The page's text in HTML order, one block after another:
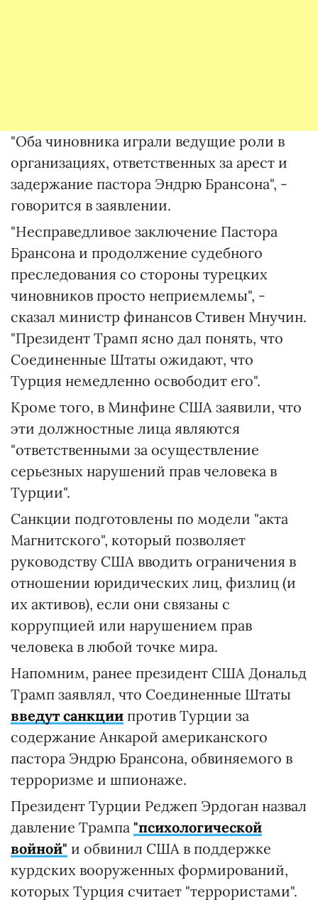
"Оба чиновника играли ведущие роли в
организациях, ответственных за арест и
задержание пастора Эндрю Брансона", -
говорится в заявлении.
"Несправедливое заключение Пастора
Брансона и продолжение судебного
преследования со стороны турецких
чиновников просто неприемлемы", -
сказал министр финансов Стивен Мнучин.
"Президент Трамп ясно дал понять, что
Соединенные Штаты ожидают, что
Турция немедленно освободит его".
Кроме того, в Минфине США заявили, что
эти должностные лица являются
"ответственными за осуществление
серьезных нарушений прав человека в
Турции".
Санкции подготовлены по модели "акта
Магнитского", который позволяет
руководству США вводить ограничения в
отношении юридических лиц, физлиц (и
их активов), если они связаны с
коррупцией или нарушением прав
человека в любой точке мира.
Напомним, ранее президент США Дональд
Трамп заявлял, что Соединенные Штаты
введут санкции против Турции за
содержание Анкарой американского
пастора Эндрю Брансона, обвиняемого в
терроризме и шпионаже.
Президент Турции Реджеп Эрдоган назвал
давление Трампа "психологической
войной" и обвинил США в поддержке
курдских вооруженных формирований,
которых Турция считает "террористами".